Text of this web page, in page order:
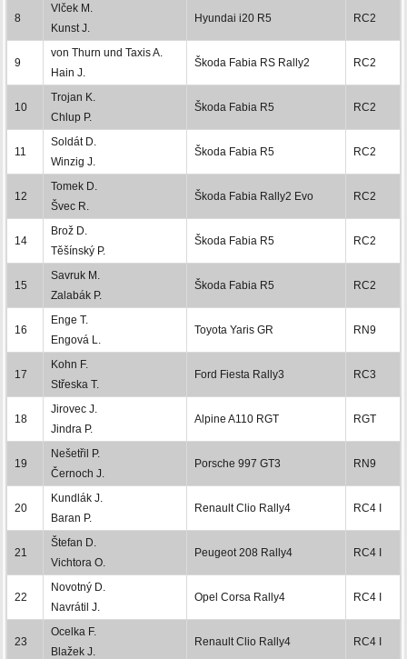
8
Vlček M.
Kunst J.
Hyundai i20 R5 RC2
9
von Thurn und Taxis A.
Hain J.
Škoda Fabia RS Rally2 RC2
10
Trojan K.
Chlup P.
Škoda Fabia R5 RC2
11
Soldát D.
Winzig J.
Škoda Fabia R5 RC2
12
Tomek D.
Švec R.
Škoda Fabia Rally2 Evo RC2
14
Brož D.
Těšínský P.
Škoda Fabia R5 RC2
15
Savruk M.
Zalabák P.
Škoda Fabia R5 RC2
16
Enge T.
Engová L.
Toyota Yaris GR RN9
17
Kohn F.
Střeska T.
Ford Fiesta Rally3 RC3
18
Jirovec J.
Jindra P.
Alpine A110 RGT RGT
19
Nešetřil P.
Černoch J.
Porsche 997 GT3 RN9
20
Kundlák J.
Baran P.
Renault Clio Rally4 RC4 I
21
Štefan D.
Vichtora O.
Peugeot 208 Rally4 RC4 I
22
Novotný D.
Navrátil J.
Opel Corsa Rally4 RC4 I
23
Ocelka F.
Blažek J.
Renault Clio Rally4 RC4 I